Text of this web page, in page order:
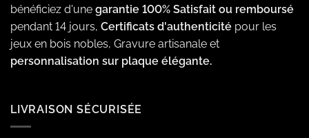
bénéficiez d'une garantie 100% Satisfait ou remboursé
pendant 14 jours, Certificats d'authenticité pour les
jeux en bois nobles, Gravure artisanale et
personnalisation sur plaque élégante.
LIVRAISON SÉCURISÉE